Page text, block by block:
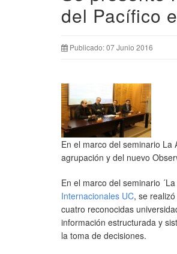
del Pacífico
Publicado: 07 Junio 2016
En el marco del seminario
agrupación y del nuevo
En el marco del seminario
Internacionales UC, se
cuatro reconocidas
información estructurada y
la toma de decisiones.